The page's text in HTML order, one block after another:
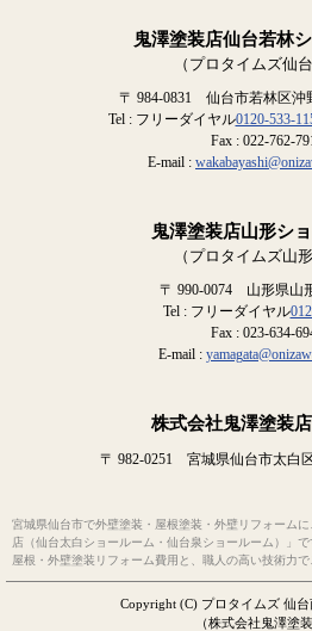
鬼澤塗装店仙台若林
（プロタイムズ仙
〒 984-0831 仙台市若林区沖
Tel : フリーダイヤル0120-533-
Fax : 022-762-
E-mail :
鬼澤塗装店山形シ
（プロタイムズ山
〒 990-0074 山形県山
Tel : フリーダイヤル
Fax : 023-634-
E-mail :
株式会社鬼澤塗装
〒 982-0251 宮城県仙台市太白
宮城県仙台市で外壁塗装・屋根塗装・外壁リフォーム
店（仙台太白ショールーム・仙台泉ショールーム）」
屋根・外壁塗装リフォーム費用と、職人の高い技術力で
Copyright (C) プロタイムズ 仙
（株式会社鬼澤塗装